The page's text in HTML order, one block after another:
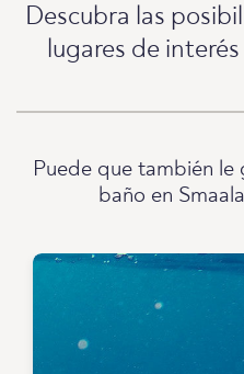
Descubra las
lugares de
Puede que también le
baño en